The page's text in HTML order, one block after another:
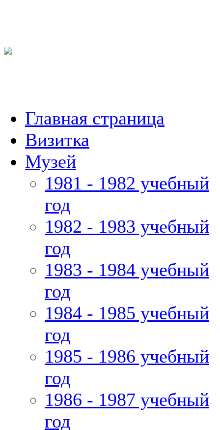
Главная страница
Визитка
Музей
1981 - 1982 учебный
год
1982 - 1983 учебный
год
1983 - 1984 учебный
год
1984 - 1985 учебный
год
1985 - 1986 учебный
год
1986 - 1987 учебный
год